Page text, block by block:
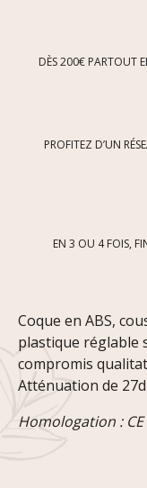
DÈS 200€ PARTOUT
PROFITEZ D’UN
EN 3 OU 4 FOIS,
Coque en ABS,
plastique réglable
compromis
Atténuation de
Homologation : CE